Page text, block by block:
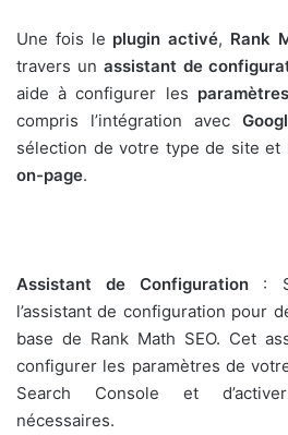
Une fois le plugin activé, Rank
travers un assistant de
aide à configurer les
compris l’intégration avec
sélection de votre type de site et
on-page.
Assistant de Configuration :
l’assistant de configuration pour
base de Rank Math SEO. Cet
configurer les paramètres de
Search Console et
nécessaires.